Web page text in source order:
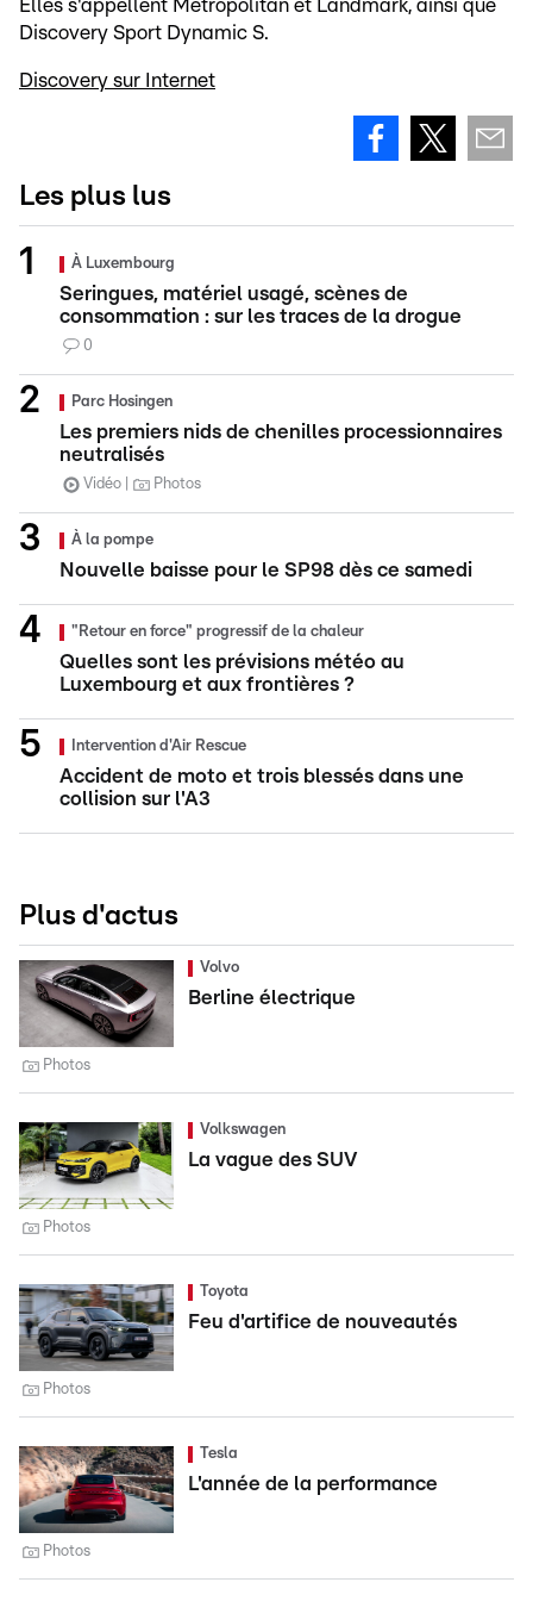
Elles s'appellent Metropolitan et Landmark, ainsi que
Discovery Sport Dynamic S.
Discovery sur Internet
Les plus lus
À Luxembourg
Seringues, matériel usagé, scènes de
consommation : sur les traces de la drogue
0
Parc Hosingen
Les premiers nids de chenilles processionnaires
neutralisés
Vidéo Photos
À la pompe
Nouvelle baisse pour le SP98 dès ce samedi
"Retour en force" progressif de la chaleur
Quelles sont les prévisions météo au
Luxembourg et aux frontières ?
Intervention d'Air Rescue
Accident de moto et trois blessés dans une
collision sur l'A3
Plus d'actus
Volvo
Berline électrique
Photos
Volkswagen
La vague des SUV
Photos
Toyota
Feu d'artifice de nouveautés
Photos
Tesla
L'année de la performance
Photos